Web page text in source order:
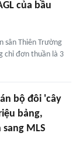
của bầu
sân Thiên Trường
chỉ đơn thuần là 3
bộ đôi 'cây
bảng,
MLS